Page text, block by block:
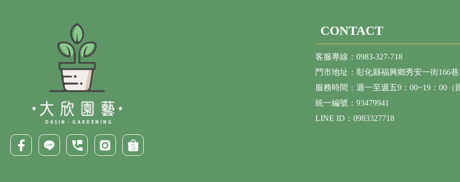
CONTACT
客服專線：0983-327-718
門市地址：彰化縣福興鄉秀安一街166
服務時間：週一至週五9：00~19：00（
統一編號：93479941
LINE ID：0983327718